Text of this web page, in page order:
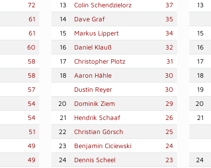
72
61
61
60
58
58
57
54
54
51
49
49
13
Colin Schendzielorz
37
14
Dave Graf
35
15
Markus Lippert
34
16
Daniel Klauß
32
17
Christopher Plotz
31
18
Aaron Hähle
30
Dustin Reyer
30
20
Dominik Ziem
29
21
Hendrik Schaaf
26
22
Christian Görsch
25
23
Benjamin Ciciewski
24
24
Dennis Scheel
23
13
15
16
17
18
19
20
21
24